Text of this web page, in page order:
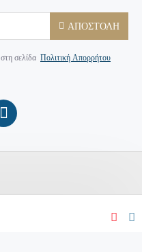
ΑΠΟΣΤΟΛΉ
σελίδα Πολιτική Απορρήτου
παντός